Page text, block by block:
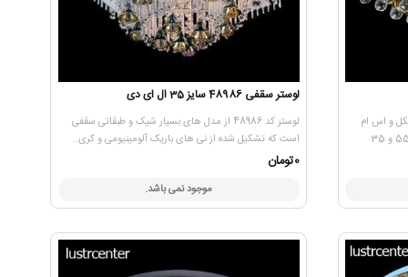
شکل و اس ام
دی لوسترهای سقفی است که در 3 سایز 75-55 و 35
لوستر سقفی 48986 سایز 35 ال ای دی
لوستر کد 48986 از مدل های بسیار شیک و طبقاتی سقفی
است که تشکیل شده از نی های باریک آلومینیومی و کری..
0تومان
موجود نمی باشد.